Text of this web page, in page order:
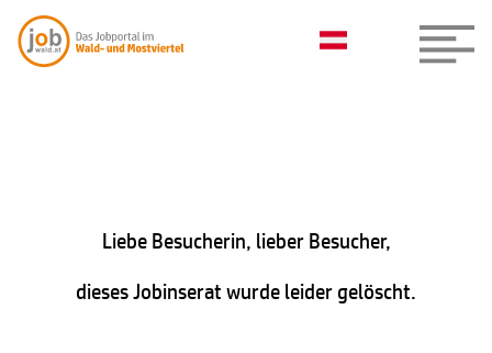
Liebe Besucherin, lieber Besucher,
dieses Jobinserat wurde leider gelöscht.